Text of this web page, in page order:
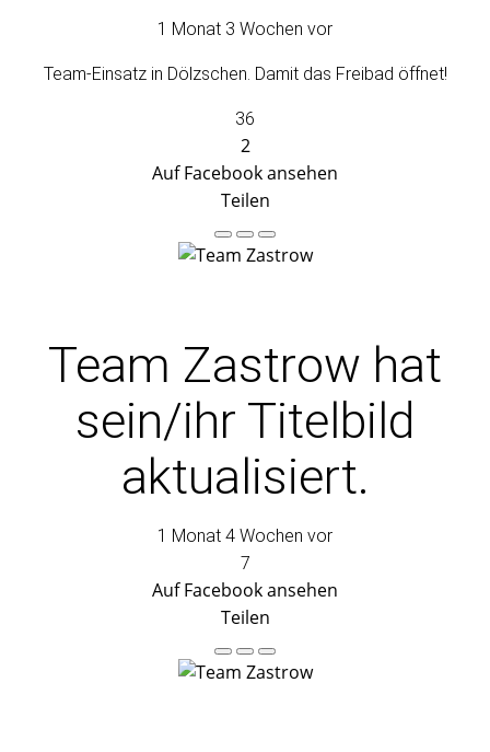
1 Monat 3 Wochen vor
Team-Einsatz in Dölzschen. Damit das Freibad öffnet!
36
2
Auf Facebook ansehen
Teilen
Team Zastrow hat
sein/ihr Titelbild
aktualisiert.
1 Monat 4 Wochen vor
7
Auf Facebook ansehen
Teilen